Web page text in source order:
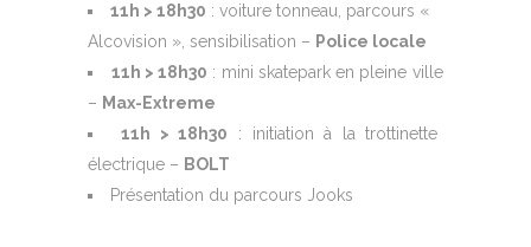
11h > 18h30 : voiture tonneau, parcours «
Alcovision », sensibilisation – Police locale
11h > 18h30 : mini skatepark en pleine ville
– Max-Extreme
11h > 18h30 : initiation à la trottinette
électrique – BOLT
Présentation du parcours Jooks